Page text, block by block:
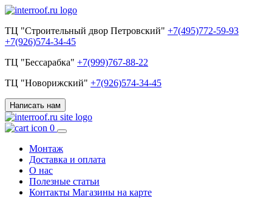
ТЦ "Строительный двор Петровский" +7(495)772-59-93
+7(926)574-34-45
ТЦ "Бессарабка" +7(999)767-88-22
ТЦ "Новорижский" +7(926)574-34-45
Написать нам
0
Монтаж
Доставка и оплата
О нас
Полезные статьи
Контакты Магазины на карте